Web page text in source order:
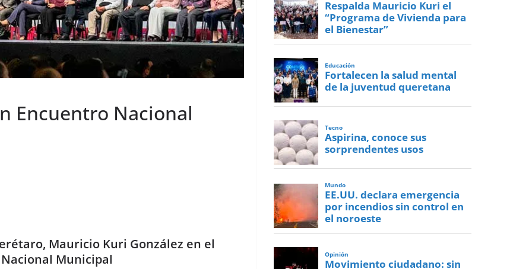
Encuentro Nacional
Mauricio Kuri González en el
Municipal
Respalda Mauricio Kuri el
“Programa de Vivienda para
el Bienestar”
Educación
Fortalecen la salud mental
de la juventud queretana
Tecno
Aspirina, conoce sus
sorprendentes usos
Mundo
EE.UU. declara emergencia
por incendios sin control en
el noroeste
Opinión
Movimiento ciudadano: sin